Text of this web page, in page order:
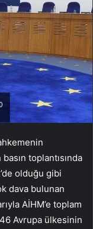
toplantısında
olduğu gibi
dava bulunan
AİHM’e toplam
Avrupa ülkesinin